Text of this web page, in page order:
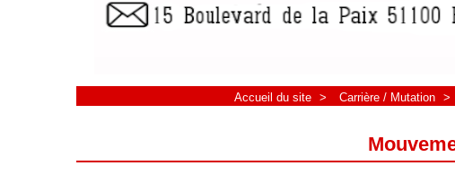
Accueil du site > Carrière / Mutation >